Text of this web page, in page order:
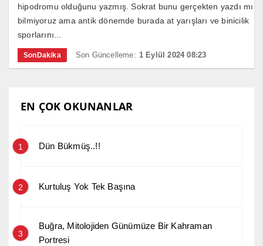
hipodromu olduğunu yazmış. Sokrat bunu gerçekten yazdı mı
bilmiyoruz ama antik dönemde burada at yarışları ve binicilik
sporlarını...
SonDakika Son Güncelleme: 1 Eylül 2024 08:23
EN ÇOK OKUNANLAR
1 Dün Bükmüş..!!
2 Kurtuluş Yok Tek Başına
3
Buğra, Mitolojiden Günümüze Bir Kahraman
Portresi